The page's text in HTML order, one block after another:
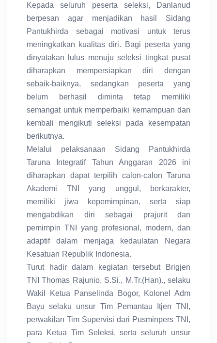
Kepada seluruh peserta seleksi, Danlanud
berpesan agar menjadikan hasil Sidang
Pantukhirda sebagai motivasi untuk terus
meningkatkan kualitas diri. Bagi peserta yang
dinyatakan lulus menuju seleksi tingkat pusat
diharapkan mempersiapkan diri dengan
sebaik-baiknya, sedangkan peserta yang
belum berhasil diminta tetap memiliki
semangat untuk memperbaiki kemampuan dan
kembali mengikuti seleksi pada kesempatan
berikutnya.
Melalui pelaksanaan Sidang Pantukhirda
Taruna Integratif Tahun Anggaran 2026 ini
diharapkan dapat terpilih calon-calon Taruna
Akademi TNI yang unggul, berkarakter,
memiliki jiwa kepemimpinan, serta siap
mengabdikan diri sebagai prajurit dan
pemimpin TNI yang profesional, modern, dan
adaptif dalam menjaga kedaulatan Negara
Kesatuan Republik Indonesia.
Turut hadir dalam kegiatan tersebut Brigjen
TNI Thomas Rajunio, S.Si., M.Tr.(Han)., selaku
Wakil Ketua Panselinda Bogor, Kolonel Adm
Bayu selaku unsur Tim Pemantau Itjen TNI,
perwakilan Tim Supervisi dari Pusminpers TNI,
para Ketua Tim Seleksi, serta seluruh unsur